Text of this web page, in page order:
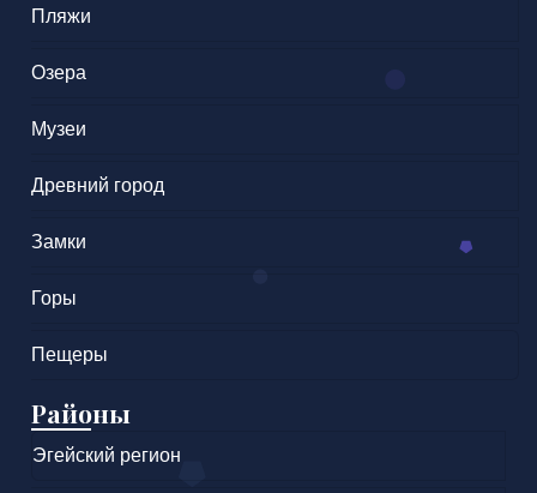
Пляжи
Озера
Музеи
Древний город
Замки
Горы
Пещеры
Районы
Эгейский регион